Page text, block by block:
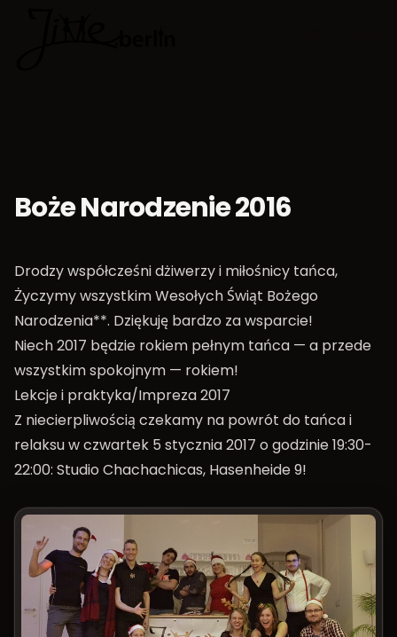
Boże Narodzenie 2016
Drodzy współcześni dżiwerzy i miłośnicy tańca,
Życzymy wszystkim Wesołych Świąt Bożego
Narodzenia**. Dziękuję bardzo za wsparcie!
Niech 2017 będzie rokiem pełnym tańca — a przede
wszystkim spokojnym — rokiem!
Lekcje i praktyka/Impreza 2017
Z niecierpliwością czekamy na powrót do tańca i
relaksu w czwartek 5 stycznia 2017 o godzinie 19:30-
22:00: Studio Chachachicas, Hasenheide 9!